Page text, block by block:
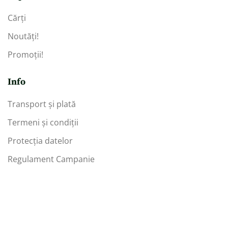
Cărți
Noutăți!
Promoții!
Info
Transport și plată
Termeni și condiții
Protecția datelor
Regulament Campanie